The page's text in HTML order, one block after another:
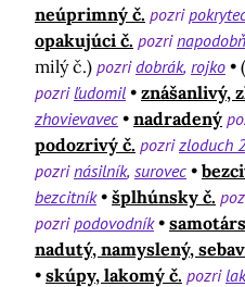
neúprimný č. pozri
opakujúci č. pozri
milý č.) pozridobrák rojko
pozriľudomil znášanlivý,
zhovievavec
nadradený
podozrivý č. pozrizloduch 2
pozrinásilník surovec
bezcitník
šplhúnsky č.
pozripodovodník
nadutý, namyslený,
skúpy, lakomý č. pozri